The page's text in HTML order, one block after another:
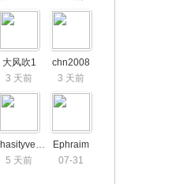
大风吹1
3 天前
chn2008
3 天前
Chasityveruh
5 天前
Ephraim
07-31